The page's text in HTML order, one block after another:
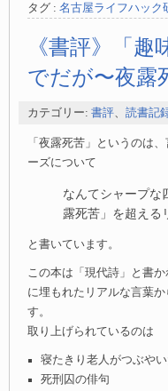
タグ : 名古屋ライフハック
《書評》「
でだが〜夜露
カテゴリー: 書評、 読書記
「夜露死苦」というのは
ーズについて
なんてシャープな
露死苦」を超える
と書いています。
この本は「現代詩」と書
に埋もれたリアルな言葉
す。
取り上げられているのは
寝たきり老人がつぶや
死刑囚の俳句